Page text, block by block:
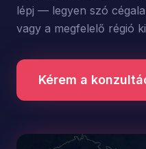
lépj — legyen szó
vagy a megfelelő régió
Kérem a